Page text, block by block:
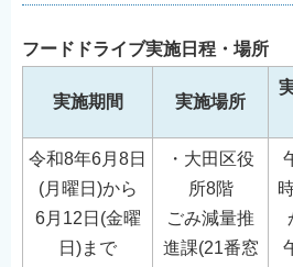
フードドライブ実施日程・場所
実施期間 実施場所
令和8年6月8日
(月曜日)から
6月12日(金曜
日)まで
・大田区役
所8階
ごみ減量推
進課(21番窓